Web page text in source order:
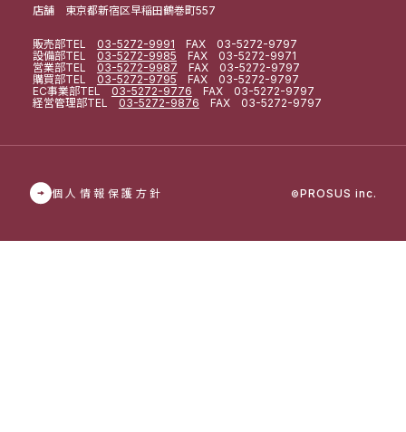
店舗 東京都新宿区早稲田鶴巻町557
販売部TEL 03-5272-9991 FAX 03-5272-9797
設備部TEL 03-5272-9985 FAX 03-5272-9971
営業部TEL 03-5272-9987 FAX 03-5272-9797
購買部TEL 03-5272-9795 FAX 03-5272-9797
EC事業部TEL 03-5272-9776 FAX 03-5272-9797
経営管理部TEL 03-5272-9876 FAX 03-5272-9797
個人情報保護方針 ©PROSUS inc.